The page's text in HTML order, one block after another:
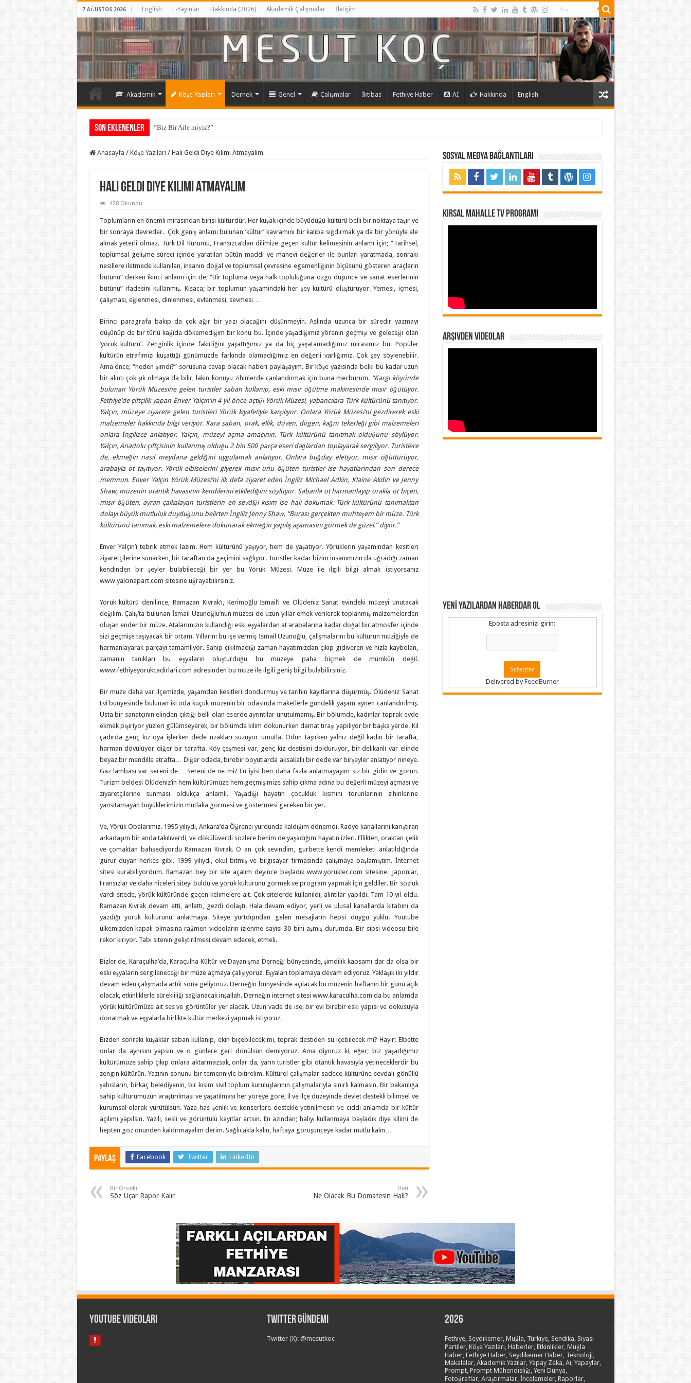
7 AĞUSTOS 2026 English E-Yayınlar Hakkında (2026) Akademik Çalışmalar İletişim
Akademik Köşe Yazıları Dernek Genel Çalışmalar İktibas Fethiye Haber AI Hakkında English
Son Eklenenler “Biz Bir Aile miyiz?”
Anasayfa / Köşe Yazıları / Halı Geldi Diye Kilimi Atmayalım
Halı Geldi Diye Kilimi Atmayalım
428 Okundu
Toplumların en önemli mirasından birisi kültürdür. Her kuşak içinde büyüdüğü kültürü belli bir noktaya taşır ve
bir sonraya devreder. Çok geniş anlamı bulunan ‘kültür’ kavramını bir kalıba sığdırmak ya da bir yönüyle ele
almak yeterli olmaz. Türk Dil Kurumu, Fransızca’dan dilimize geçen kültür kelimesinin anlamı için; “Tarihsel,
toplumsal gelişme süreci içinde yaratılan bütün maddi ve manevi değerler ile bunları yaratmada, sonraki
nesillere iletmede kullanılan, insanın doğal ve toplumsal çevresine egemenliğinin ölçüsünü gösteren araçların
bütünü” derken ikinci anlamı için de; “Bir topluma veya halk topluluğuna özgü düşünce ve sanat eserlerinin
bütünü” ifadesini kullanmış. Kısaca; bir toplumun yaşamındaki her şey kültürü oluşturuyor. Yemesi, içmesi,
çalışması, eğlenmesi, dinlenmesi, evlenmesi, sevmesi…
Birinci paragrafa bakıp da çok ağır bir yazı olacağını düşünmeyin. Aslında uzunca bir süredir yazmayı
düşünüp de bir türlü kağıda dökemediğim bir konu bu. İçinde yaşadığımız yörenin geçmişi ve geleceği olan
‘yörük kültürü’. Zenginlik içinde fakirliğini yaşattığımız ya da hiç yaşatamadığımız mirasımız bu. Popüler
kültürün etrafımızı kuşattığı günümüzde farkında olamadığımız en değerli varlığımız. Çok şey söylenebilir.
Ama önce; “neden şimdi?” sorusuna cevap olacak haberi paylaşayım. Bir köşe yazısında belki bu kadar uzun
bir alıntı çok şık olmaya da bilir, lakin konuyu zihinlerde canlandırmak için buna mecburum. “Kargı köyünde
bulunan Yörük Müzesine gelen turistler saban kullanıp, eski mısır öğütme makinesinde mısır öğütüyor.
Fethiye’de çiftçilik yapan Enver Yalçın’ın 4 yıl önce açtığı Yörük Müzesi, yabancılara Türk kültürünü tanıtıyor.
Yalçın, müzeye ziyarete gelen turistleri Yörük kıyafetiyle karşılıyor. Onlara Yörük Müzesi’ni gezdirerek eski
malzemeler hakkında bilgi veriyor. Kara saban, orak, ellik, döven, dirgen, kağnı tekerleği gibi malzemeleri
onlara İngilizce anlatıyor. Yalçın, müzeyi açma amacının, Türk kültürünü tanıtmak olduğunu söylüyor.
Yalçın, Anadolu çiftçisinin kullanmış olduğu 2 bin 500 parça eseri dağlardan toplayarak sergiliyor. Turistlere
de, ekmeğin nasıl meydana geldiğini uygulamalı anlatıyor. Onlara buğday eletiyor, mısır öğüttürüyor,
arabayla ot taşıtıyor. Yörük elbiselerini giyerek mısır unu öğüten turistler ise hayatlarından son derece
memnun. Enver Yalçın Yörük Müzesi’ni ilk defa ziyaret eden İngiliz Michael Adkin, Klaine Akdin ve Jenny
Shaw, müzenin otantik havasının kendilerini etkilediğini söylüyor. Sabanla ot harmanlayıp orakla ot biçen,
mısır öğüten, ayran çalkalayan turistlerin en sevdiği kısım ise halı dokumak. Türk kültürünü tanımaktan
dolayı büyük mutluluk duyduğunu belirten İngiliz Jenny Shaw, “Burası gerçekten muhteşem bir müze. Türk
kültürünü tanımak, eski malzemelere dokunarak ekmeğin yapılış aşamasını görmek de güzel.” diyor.”
Enver Yalçın’ı tebrik etmek lazım. Hem kültürünü yaşıyor, hem de yaşatıyor. Yörüklerin yaşamından kesitleri
ziyaretçilerine sunarken, bir taraftan da geçimini sağlıyor. Turistler kadar bizim insanımızın da uğradığı zaman
kendinden bir şeyler bulabileceği bir yer bu Yörük Müzesi. Müze ile ilgili bilgi almak istiyorsanız
www.yalcinapart.com sitesine uğrayabilirsiniz.
Yörük kültürü denilince, Ramazan Kıvrak’ı, Kerimoğlu İsmail’i ve Ölüdeniz Sanat evindeki müzeyi unutacak
değilim. Çalış’ta bulunan İsmail Uzunoğlu’nun müzesi de uzun yıllar emek verilerek toplanmış malzemelerden
oluşan ender bir müze. Atalarımızın kullandığı eski eşyalardan at arabalarına kadar doğal bir atmosfer içinde
sizi geçmişe taşıyacak bir ortam. Yıllarını bu işe vermiş İsmail Uzunoğlu, çalışmalarını bu kültürün müziğiyle de
harmanlayarak parçayı tamamlıyor. Sahip çıkılmadığı zaman hayatımızdan çıkıp gidiveren ve hızla kaybolan,
zamanın tanıkları bu eşyaların oluşturduğu bu müzeye paha biçmek de mümkün değil.
www.fethiyeyorukcadirlari.com adresinden bu müze ile ilgili geniş bilgi bulabilirsiniz.
Bir müze daha var ilçemizde, yaşamdan kesitleri dondurmuş ve tarihin kayıtlarına düşürmüş. Ölüdeniz Sanat
Evi bünyesinde bulunan iki oda küçük müzenin bir odasında maketlerle gündelik yaşam aynen canlandırılmış.
Usta bir sanatçının elinden çıktığı belli olan eserde ayrıntılar unutulmamış. Bir bölümde, kadınlar toprak evde
ekmek pişiriyor yüzleri gülümseyerek, bir bölümde kilim dokunurken damat tıraşı yapılıyor bir başka yerde. Kıl
çadırda genç kız oya işlerken dede uzakları süzüyor umutla. Odun taşırken yalnız değil kadın bir tarafta,
harman dövülüyor diğer bir tarafta. Köy çeşmesi var, genç kız destisini dolduruyor, bir delikanlı var elinde
beyaz bir mendille etrafta… Diğer odada, birebir boyutlarda aksakallı bir dede var birşeyler anlatıyor nineye.
Gaz lambası var sereni de… Sereni de ne mi? En iyisi ben daha fazla anlatmayayım siz bir gidin ve görün.
Turizm beldesi Ölüdeniz’in hem kültürümüze hem geçmişimize sahip çıkma adına bu değerli müzeyi açması ve
ziyaretçilerine sunması oldukça anlamlı. Yaşadığı hayatın çocukluk kısmını torunlarının zihinlerine
yansıtamayan büyüklerimizin mutlaka görmesi ve göstermesi gereken bir yer.
Ve, Yörük Obalarımız. 1995 yılıydı, Ankara’da Öğrenci yurdunda kaldığım dönemdi. Radyo kanallarını karıştıran
arkadaşım bir anda takılıverdi, ve dökülüverdi sözlere benim de yaşadığım hayatın izleri. Ellikten, oraktan çelik
ve çomaktan bahsediyordu Ramazan Kıvrak. O an çok sevindim, gurbette kendi memleketi anlatıldığında
gurur duyan herkes gibi. 1999 yılıydı, okul bitmiş ve bilgisayar firmasında çalışmaya başlamıştım. İnternet
sitesi kurabiliyordum. Ramazan bey bir site açalım deyince başladık www.yorukler.com sitesine. Japonlar,
Fransızlar ve daha niceleri siteyi buldu ve yörük kültürünü görmek ve program yapmak için geldiler. Bir sözlük
vardı sitede, yörük kültüründe geçen kelimelere ait. Çok sitelerde kullanıldı, alıntılar yapıldı. Tam 10 yıl oldu.
Ramazan Kıvrak devam etti, anlattı, gezdi dolaştı. Hala devam ediyor, yerli ve ulusal kanallarda kitabını da
yazdığı yörük kültürünü anlatmaya. Siteye yurtdışından gelen mesajların hepsi duygu yüklü. Youtube
ülkemizden kapalı olmasına rağmen videoların izlenme sayısı 30 bini aşmış durumda. Bir sipsi videosu bile
rekor kırıyor. Tabi sitenin geliştirilmesi devam edecek, etmeli.
Bizler de, Karaçulha’da, Karaçulha Kültür ve Dayanışma Derneği bünyesinde, şimdilik kapsamı dar da olsa bir
eski eşyaların sergileneceği bir müze açmaya çalışıyoruz. Eşyaları toplamaya devam ediyoruz. Yaklaşık iki yıldır
devam eden çalışmada artık sona geliyoruz. Derneğin bünyesinde açılacak bu müzenin haftanın bir günü açık
olacak, etkinliklerle sürekliliği sağlanacak inşallah. Derneğin internet sitesi www.karaculha.com da bu anlamda
yörük kültürümüze ait ses ve görüntüler yer alacak. Uzun vade de ise, bir evi birebir eski yapısı ve dokusuyla
donatmak ve eşyalarla birlikte kültür merkezi yapmak istiyoruz.
Bizden sonraki kuşaklar saban kullanıp, ekin biçebilecek mi, toprak destiden su içebilecek mi? Hayır! Elbette
onlar da aynısını yapsın ve o günlere geri dönülsün demiyoruz. Ama diyoruz ki, eğer; biz yaşadığımız
kültürümüze sahip çıkıp onlara aktarmazsak, onlar da, yarın turistler gibi otantik havasıyla yetineceklerdir bu
zengin kültürün. Yazının sonunu bir temenniyle bitirelim. Kültürel çalışmalar sadece kültürüne sevdalı gönüllü
şahısların, birkaç belediyenin, bir kısım sivil toplum kuruluşlarının çalışmalarıyla sınırlı kalmasın. Bir bakanlığa
sahip kültürümüzün araştırılması ve yaşatılması her yöreye göre, il ve ilçe düzeyinde devlet destekli bilimsel ve
kurumsal olarak yürütülsün. Yaza has şenlik ve konserlere destekle yetinilmesin ve ciddi anlamda bir kültür
açılımı yapılsın. Yazılı, sesli ve görüntülü kayıtlar artsın. En azından; halıyı kullanmaya başladık diye kilimi de
hepten göz önünden kaldırmayalım derim. Sağlıcakla kalın, haftaya görüşünceye kadar mutlu kalın…
Paylaş Facebook Twitter LinkedIn
Bir Önceki
Söz Uçar Rapor Kalır
İleri
Ne Olacak Bu Domatesin Hali?
Sosyal Medya Bağlantıları
Kırsal Mahalle TV Programı
Arşivden Videolar
YENİ YAZILARDAN HABERDAR OL
Eposta adresinizi girin:
Delivered byFeedBurner
Youtube Videoları Twitter Gündemi
Twitter (X): @mesutkoc
2026
Fethiye, Seydikemer, Muğla, Türkiye, Sendika, Siyasi
Partiler, Köşe Yazıları, Haberler, Etkinlikler, Muğla
Haber, Fethiye Haber, Seydikemer Haber, Teknoloji,
Makaleler, Akademik Yazılar, Yapay Zeka, Ai, Yapaylar,
Prompt, Prompt Mühendisliği, Yeni Dünya,
Fotoğraflar, Araştırmalar, İncelemeler, Raporlar,